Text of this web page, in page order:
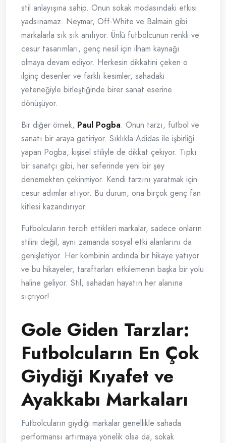
stil anlayışına sahip. Onun sokak modasındaki etkisi
yadsınamaz. Neymar, Off-White ve Balmain gibi
markalarla sık sık anılıyor. Ünlü futbolcunun renkli ve
cesur tasarımları, genç nesil için ilham kaynağı
olmaya devam ediyor. Herkesin dikkatini çeken o
ilginç desenler ve farklı kesimler, sahadaki
yeteneğiyle birleştiğinde birer sanat eserine
dönüşüyor.
Bir diğer örnek, Paul Pogba. Onun tarzı, futbol ve
sanatı bir araya getiriyor. Sıklıkla Adidas ile işbirliği
yapan Pogba, kişisel stiliyle de dikkat çekiyor. Tıpkı
bir sanatçı gibi, her seferinde yeni bir şey
denemekten çekinmiyor. Kendi tarzını yaratmak için
cesur adımlar atıyor. Bu durum, ona birçok genç fan
kitlesi kazandırıyor.
Futbolcuların tercih ettikleri markalar, sadece onların
stilini değil, aynı zamanda sosyal etki alanlarını da
genişletiyor. Her kombinin ardında bir hikaye yatıyor
ve bu hikayeler, taraftarları etkilemenin başka bir yolu
haline geliyor. Stil, sahadan hayatın her alanına
sıçrıyor!
Gole Giden Tarzlar:
Futbolcuların En Çok
Giydiği Kıyafet ve
Ayakkabı Markaları
Futbolcuların giydiği markalar genellikle sahada
performansı artırmaya yönelik olsa da, sokak